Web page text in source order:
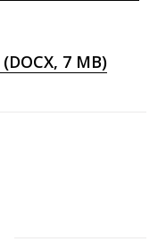
(DOCX, 7 MB)